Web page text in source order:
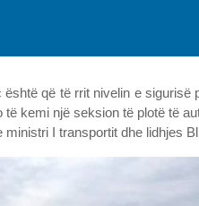
që të rrit nivelin e
kemi një seksion të plotë të
I transportit dhe lidhjes